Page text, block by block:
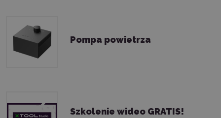
Pompa powietrza
Szkolenie wideo GRATIS!